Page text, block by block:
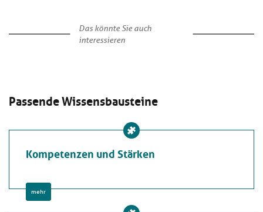
Das könnte Sie auch
interessieren
Passende Wissensbausteine
Kompetenzen und Stärken
mehr